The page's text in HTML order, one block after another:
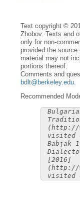
Text copyright ©
Zhobov. Texts and
only for non-
provided the
material may not
portions thereof.
Comments and
bdlt@berkeley.edu.
Recommended
(http://
visited
Babjak
[2016]
(http://
visited